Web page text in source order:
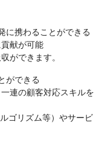
に携わることができる
献が可能
ができます。
ができる
連の顧客対応スキルを
ゴリズム等）やサービ